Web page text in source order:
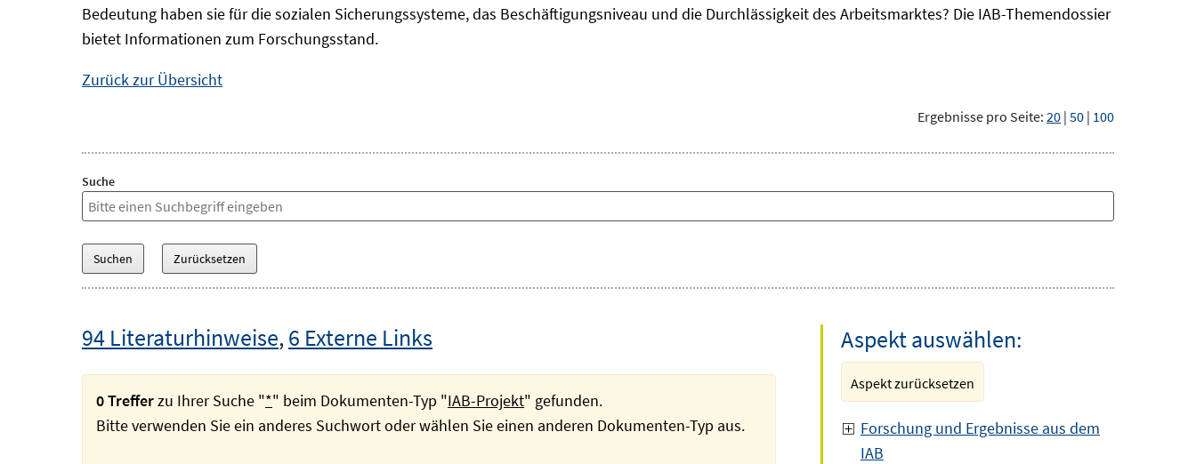
Bedeutung haben sie für die sozialen Sicherungssysteme, das Beschäftigungsniveau und die Durchlässigkeit des Arbeitsmarktes? Die IAB-Themendossier
bietet Informationen zum Forschungsstand.
Zurück zur Übersicht
Ergebnisse pro Seite: 20 | 50 | 100
Suche
94 Literaturhinweise,6 Externe Links
0 Trefferzu Ihrer Suche "*" beim Dokumenten-Typ "IAB-Projekt" gefunden.
Bitte verwenden Sie ein anderes Suchwort oder wählen Sie einen anderen Dokumenten-Typ aus.
Aspekt auswählen:
Aspekt zurücksetzen
Forschung und Ergebnisse aus dem
IAB